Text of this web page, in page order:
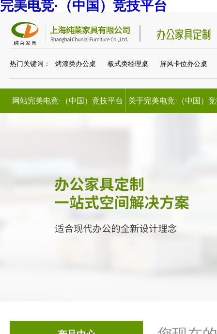
完美电竞·（中国）竞技平台
热门关键词： 烤漆类办公桌 板式类经理桌 屏风卡位办公桌
网站完美电竞·（中国）竞技平台 关于完美电竞·（中国）